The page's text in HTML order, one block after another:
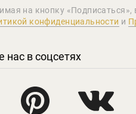
на кнопку «Подписаться»,
конфиденциальности и
нас в соцсетях